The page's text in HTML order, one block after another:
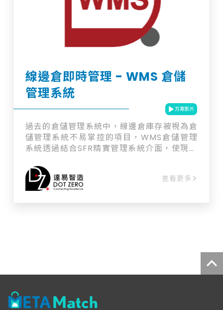
線邊倉即時管理 - WMS 倉儲
管理系統
方案影片
過去的倉儲管理系統中，線邊倉庫存被視為倉
儲管理系統不易掌控的項目，WMS倉儲管理
系統透過結合SFR精實管理系統介面，使現場
異動管理，使盤點效率提高、庫存成本降低、
餘料有效再利用。 【五大功能】 ◆ 線邊倉移
轉 ◆ 線上盤點 ◆ 進銷貨管理 ◆ 批號管理 ◆
查看更多